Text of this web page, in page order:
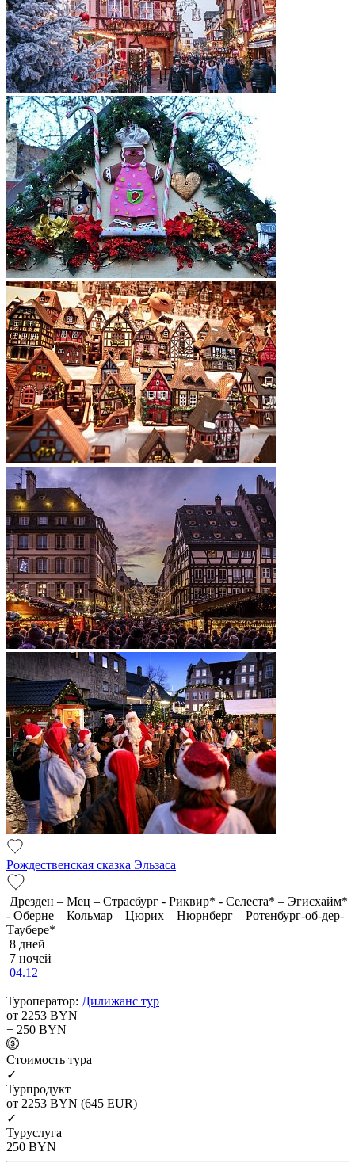
Рождественская сказка Эльзаса
Дрезден – Мец – Страсбург - Риквир* - Селеста* – Эгисхайм*
- Оберне – Кольмар – Цюрих – Нюрнберг – Ротенбург-об-дер-
Таубере*
8 дней
7 ночей
04.12
Туроператор: Дилижанс тур
от 2253 BYN
+ 250 BYN
Cтоимость тура
✓
Турпродукт
от 2253 BYN (645 EUR)
✓
Туруслуга
250 BYN